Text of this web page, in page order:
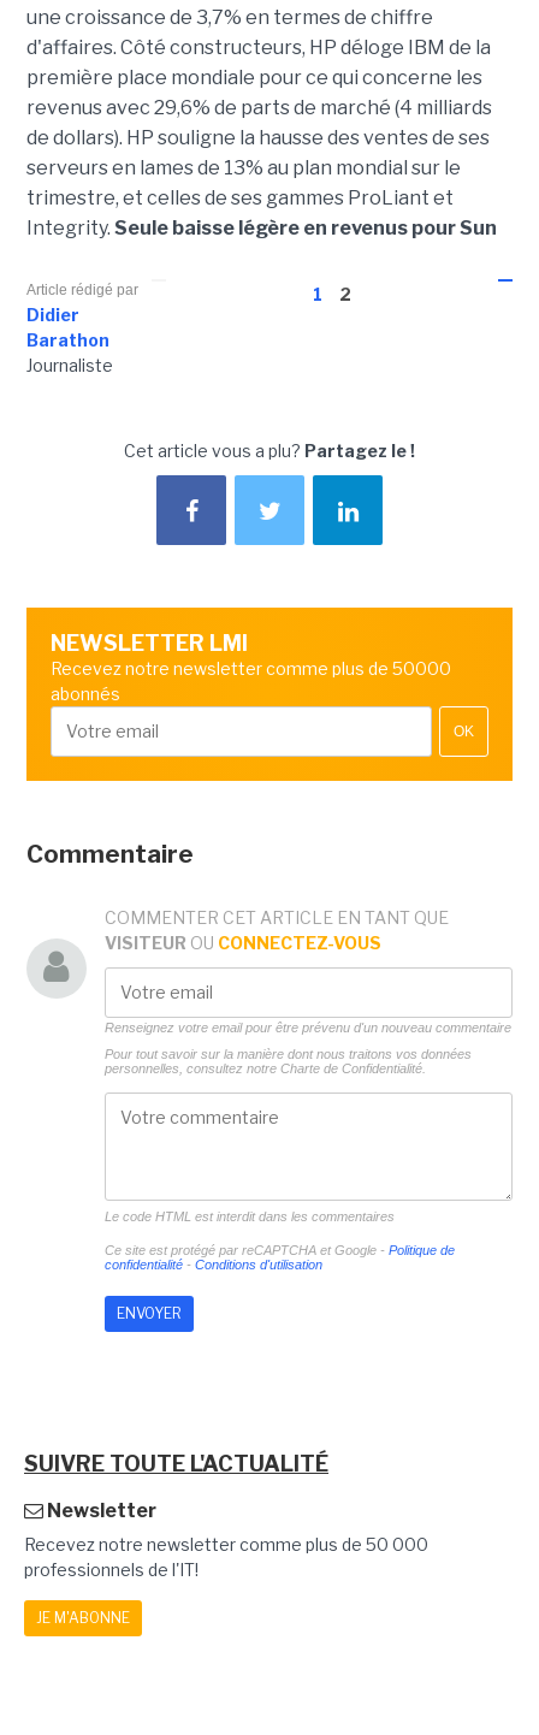
une croissance de 3,7% en termes de chiffre
d'affaires. Côté constructeurs, HP déloge IBM de la
première place mondiale pour ce qui concerne les
revenus avec 29,6% de parts de marché (4 milliards
de dollars). HP souligne la hausse des ventes de ses
serveurs en lames de 13% au plan mondial sur le
trimestre, et celles de ses gammes ProLiant et
Integrity. Seule baisse légère en revenus pour Sun
1 2
Article rédigé par
Didier
Barathon
Journaliste
Cet article vous a plu? Partagez le !
NEWSLETTER LMI
Recevez notre newsletter comme plus de 50000
abonnés
OK
Commentaire
COMMENTER CET ARTICLE EN TANT QUE
VISITEUR OU CONNECTEZ-VOUS
Renseignez votre email pour être prévenu d'un nouveau commentaire
Pour tout savoir sur la manière dont nous traitons vos données
personnelles, consultez notre Charte de Confidentialité.
Le code HTML est interdit dans les commentaires
Ce site est protégé par reCAPTCHA et Google - Politique de
confidentialité- Conditions d'utilisation
SUIVRE TOUTE L'ACTUALITÉ
Newsletter
Recevez notre newsletter comme plus de 50 000
professionnels de l'IT!
JE M'ABONNE